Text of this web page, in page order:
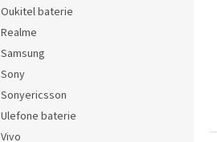
Oukitel baterie
Realme
Samsung
Sony
Sonyericsson
Ulefone baterie
Vivo